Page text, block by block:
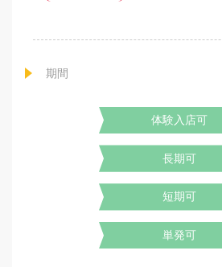
期間
体験入店可
長期可
短期可
単発可